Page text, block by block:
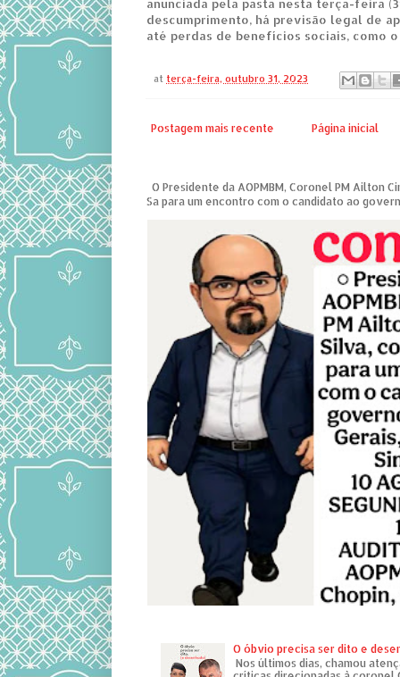
anunciada pela pasta nesta terça-feira
descumprimento, há previsão legal de
até perdas de benefícios sociais, como
at terça-feira, outubro 31, 2023
Postagem mais recente Página inicial
O Presidente da AOPMBM, Coronel PM Ailton
Sa para um encontro com o candidato ao
O óbvio precisa ser dito e
Nos últimos dias, chamou